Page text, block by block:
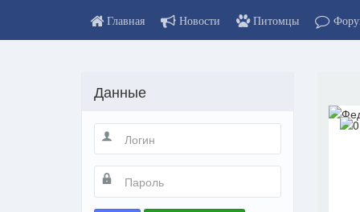
Главная Новости Питомцы
Данные